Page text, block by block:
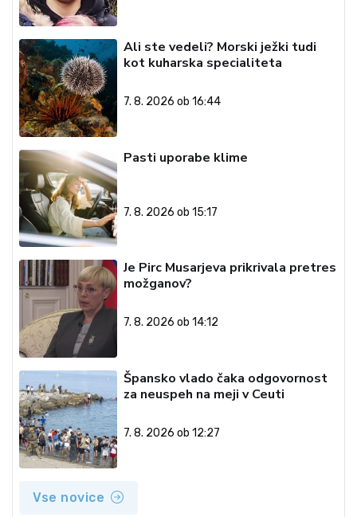
Ali ste vedeli? Morski ježki tudi
kot kuharska specialiteta
7. 8. 2026 ob 16:44
Pasti uporabe klime
7. 8. 2026 ob 15:17
Je Pirc Musarjeva prikrivala pretres
možganov?
7. 8. 2026 ob 14:12
Špansko vlado čaka odgovornost
za neuspeh na meji v Ceuti
7. 8. 2026 ob 12:27
Vse novice